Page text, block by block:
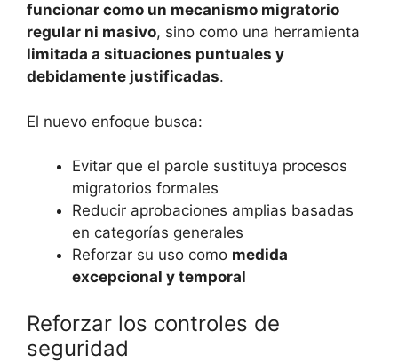
funcionar como un mecanismo migratorio
regular ni masivo, sino como una herramienta
limitada a situaciones puntuales y
debidamente justificadas.
El nuevo enfoque busca:
Evitar que el parole sustituya procesos
migratorios formales
Reducir aprobaciones amplias basadas
en categorías generales
Reforzar su uso como medida
excepcional y temporal
Reforzar los controles de
seguridad